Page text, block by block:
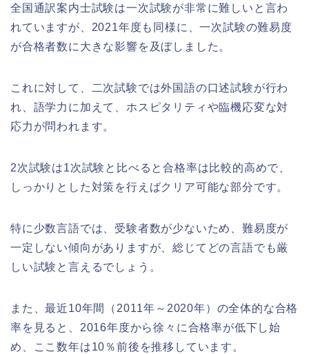
全国通訳案内士試験は一次試験が非常に難しいと言わ
れていますが、2021年度も同様に、一次試験の難易度
が合格者数に大きな影響を及ぼしました。
これに対して、二次試験では外国語の口述試験が行わ
れ、語学力に加えて、ホスピタリティや臨機応変な対
応力が問われます。
2次試験は1次試験と比べると合格率は比較的高めで、
しっかりとした対策を行えばクリア可能な部分です。
特に少数言語では、受験者数が少ないため、難易度が
一定しない傾向がありますが、総じてどの言語でも厳
しい試験と言えるでしょう。
また、最近10年間（2011年～2020年）の全体的な合格
率を見ると、2016年度から徐々に合格率が低下し始
め、ここ数年は10％前後を推移しています。